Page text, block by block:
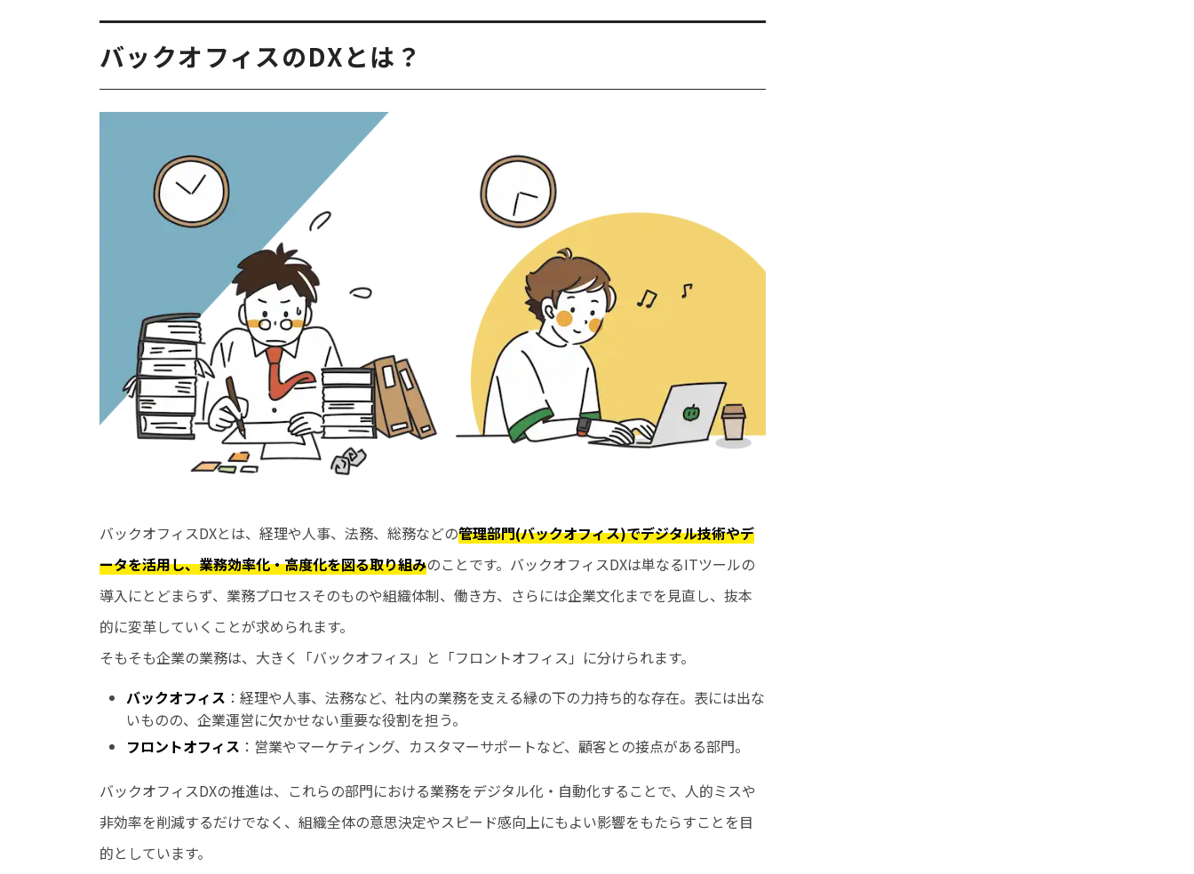
バックオフィスのDXとは？
バックオフィスDXとは、経理や人事、法務、総務などの管理部門(バックオフィス)でデジタル技術やデ
ータを活用し、業務効率化・高度化を図る取り組みのことです。バックオフィスDXは単なるITツールの
導入にとどまらず、業務プロセスそのものや組織体制、働き方、さらには企業文化までを見直し、抜本
的に変革していくことが求められます。
そもそも企業の業務は、大きく「バックオフィス」と「フロントオフィス」に分けられます。
バックオフィス ：経理や人事、法務など、社内の業務を支える縁の下の力持ち的な存在。表には出な
いものの、企業運営に欠かせない重要な役割を担う。
フロントオフィス ：営業やマーケティング、カスタマーサポートなど、顧客との接点がある部門。
バックオフィスDXの推進は、これらの部門における業務をデジタル化・自動化することで、人的ミスや
非効率を削減するだけでなく、組織全体の意思決定やスピード感向上にもよい影響をもたらすことを目
的としています。